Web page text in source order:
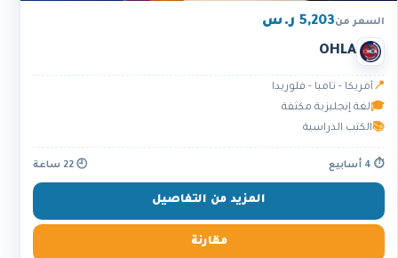
السعر من5,203 ر.س
OHLA
📍 أمريكا - تامبا - فلوريدا
🎓لغة إنجليزية مكثفة
📚الكتب الدراسية
⏱ 4 أسابيع 🕘 22 ساعة
المزيد من التفاصيل
مقارنة